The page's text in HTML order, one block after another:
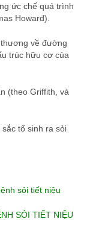
ức chế quá trình
Howard).
về đường
trúc hữu cơ của
(theo Griffith, và
tố sinh ra sỏi
sỏi tiết niệu
SỎI TIẾT NIỆU